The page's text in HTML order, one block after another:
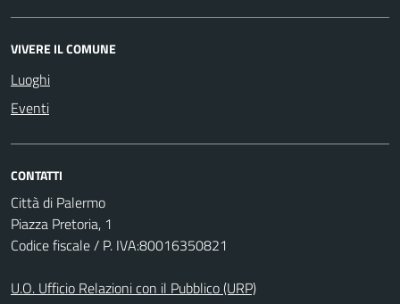
VIVERE IL COMUNE
Luoghi
Eventi
CONTATTI
Città di Palermo
Piazza Pretoria, 1
Codice fiscale / P. IVA:80016350821
U.O. Ufficio Relazioni con il Pubblico (URP)